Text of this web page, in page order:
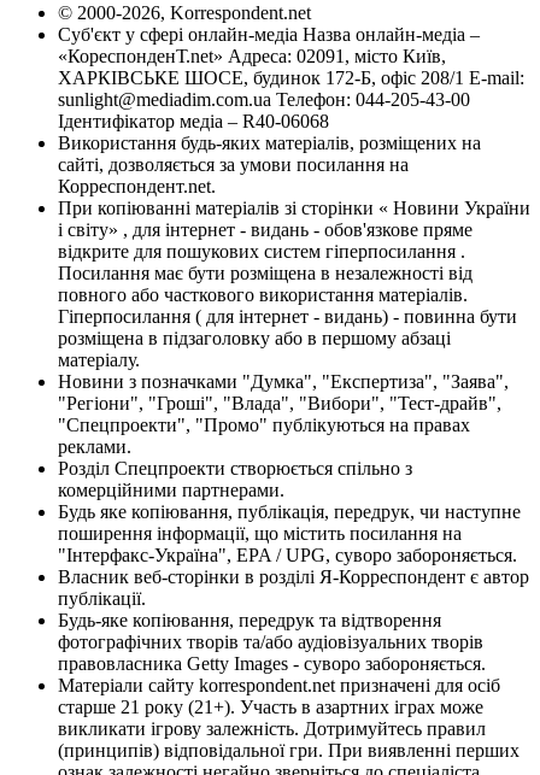
© 2000-2026, Korrespondent.net
Суб'єкт у сфері онлайн-медіа Назва онлайн-медіа –
«КореспонденТ.net» Адреса: 02091, місто Київ,
ХАРКІВСЬКЕ ШОСЕ, будинок 172-Б, офіс 208/1 E-mail:
sunlight@mediadim.com.ua Телефон: 044-205-43-00
Ідентифікатор медіа – R40-06068
Використання будь-яких матеріалів, розміщених на
сайті, дозволяється за умови посилання на
Корреспондент.net.
При копіюванні матеріалів зі сторінки « Новини України
і світу» , для інтернет - видань - обов'язкове пряме
відкрите для пошукових систем гіперпосилання .
Посилання має бути розміщена в незалежності від
повного або часткового використання матеріалів.
Гіперпосилання ( для інтернет - видань) - повинна бути
розміщена в підзаголовку або в першому абзаці
матеріалу.
Новини з позначками "Думка", "Експертиза", "Заява",
"Регіони", "Гроші", "Влада", "Вибори", "Тест-драйв",
"Спецпроекти", "Промо" публікуються на правах
реклами.
Розділ Спецпроекти створюється спільно з
комерційними партнерами.
Будь яке копіювання, публікація, передрук, чи наступне
поширення інформації, що містить посилання на
"Інтерфакс-Україна", EPA / UPG, суворо забороняється.
Власник веб-сторінки в розділі Я-Корреспондент є автор
публікації.
Будь-яке копіювання, передрук та відтворення
фотографічних творів та/або аудіовізуальних творів
правовласника Getty Images - суворо забороняється.
Матеріали сайту korrespondent.net призначені для осіб
старше 21 року (21+). Участь в азартних іграх може
викликати ігрову залежність. Дотримуйтесь правил
(принципів) відповідальної гри. При виявленні перших